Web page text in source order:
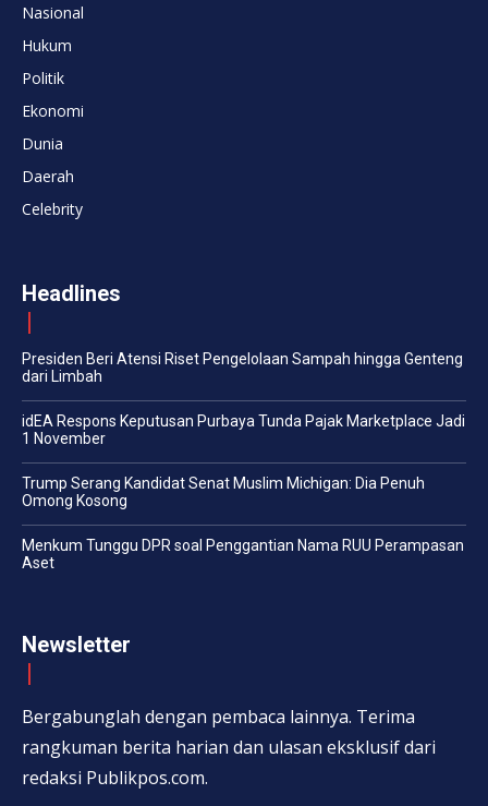
Nasional
Hukum
Politik
Ekonomi
Dunia
Daerah
Celebrity
Headlines
Presiden Beri Atensi Riset Pengelolaan Sampah hingga Genteng
dari Limbah
idEA Respons Keputusan Purbaya Tunda Pajak Marketplace Jadi
1 November
Trump Serang Kandidat Senat Muslim Michigan: Dia Penuh
Omong Kosong
Menkum Tunggu DPR soal Penggantian Nama RUU Perampasan
Aset
Newsletter
Bergabunglah dengan pembaca lainnya. Terima
rangkuman berita harian dan ulasan eksklusif dari
redaksi Publikpos.com.